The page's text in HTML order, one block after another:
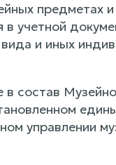
предметах
учетной
и иных
состав
управлении